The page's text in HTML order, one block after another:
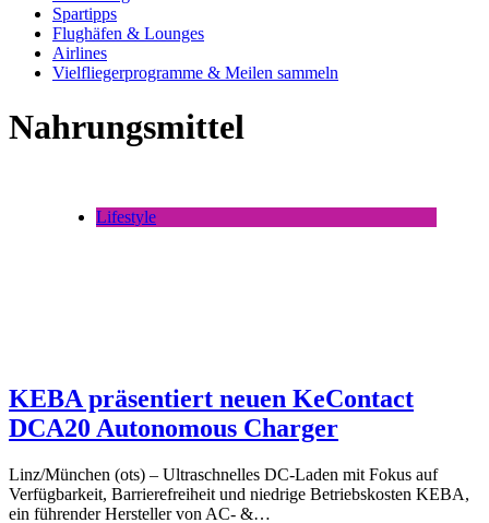
Spartipps
Flughäfen & Lounges
Airlines
Vielfliegerprogramme & Meilen sammeln
Nahrungsmittel
Lifestyle
KEBA präsentiert neuen KeContact
DCA20 Autonomous Charger
Linz/München (ots) – Ultraschnelles DC-Laden mit Fokus auf
Verfügbarkeit, Barrierefreiheit und niedrige Betriebskosten KEBA,
ein führender Hersteller von AC- &…